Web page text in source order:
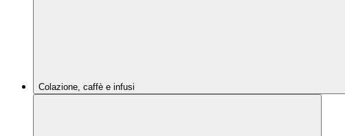
Colazione, caffè e infusi